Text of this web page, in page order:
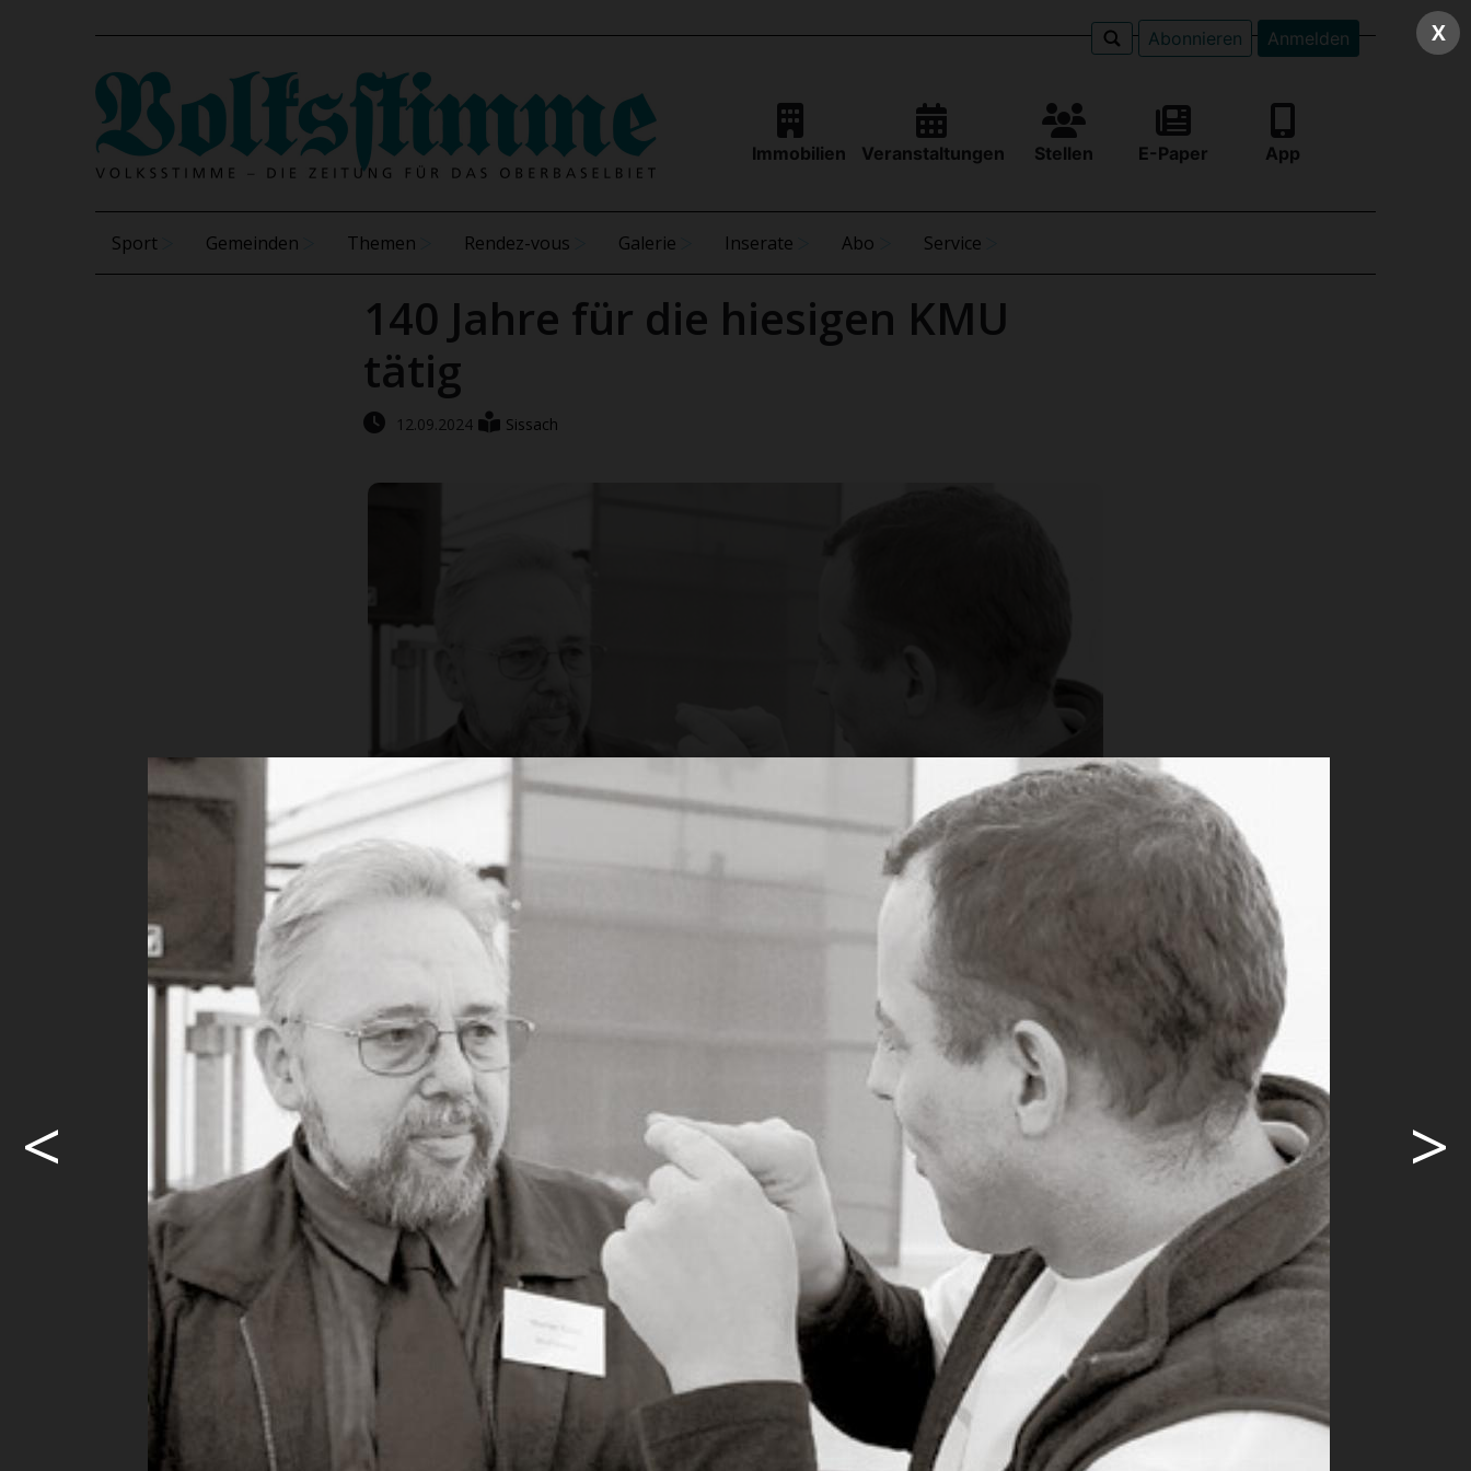
Abonnieren Anmelden
Immobilien Veranstaltungen Stellen E-Paper App
Sport Gemeinden Themen Rendez-vous Galerie Inserate Abo Service
140 Jahre für die hiesigen KMU
tätig
12.09.2024 Sissach
Ein Blick in die Geschichtsbücher des Gewerbevereins
Am 30. April 1884 wurde der Gewerbeverein Sissach und Umgebung
im Restaurant Löwen im Rahmen der ersten Generalversammlung
gegründet. Noch heute liegt das 140-jährige Protokoll der
Versammlung in ...
Möchten Sie
weiterlesen?
Ja. Ich bin
Abonnent.
Ja. Ich benötige
ein Abo.
X
< >